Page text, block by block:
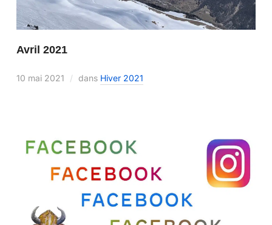
Avril 2021
10 mai 2021 dans Hiver 2021